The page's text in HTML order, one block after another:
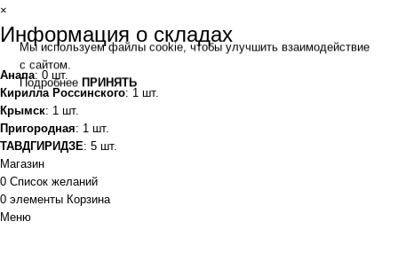
Мы используем файлы cookie, чтобы улучшить взаимодействие
с сайтом.
Подробнее ПРИНЯТЬ
×
Информация о складах
Анапа: 0 шт.
Кирилла Россинского: 1 шт.
Крымск: 1 шт.
Пригородная: 1 шт.
ТАВДГИРИДЗЕ: 5 шт.
Магазин
0 Список желаний
0 элементы Корзина
Меню